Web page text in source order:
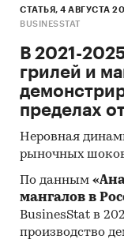
СТАТЬЯ, 4 АВГУСТА
BUSINESSTAT
В 2021-
грилей и
пределах
Неровная
рыночных
По данным
мангалов в
BusinesStat в
производство